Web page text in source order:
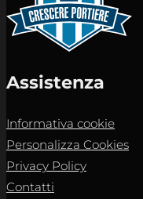
Assistenza
Informativa cookie
Personalizza Cookies
Privacy Policy
Contatti